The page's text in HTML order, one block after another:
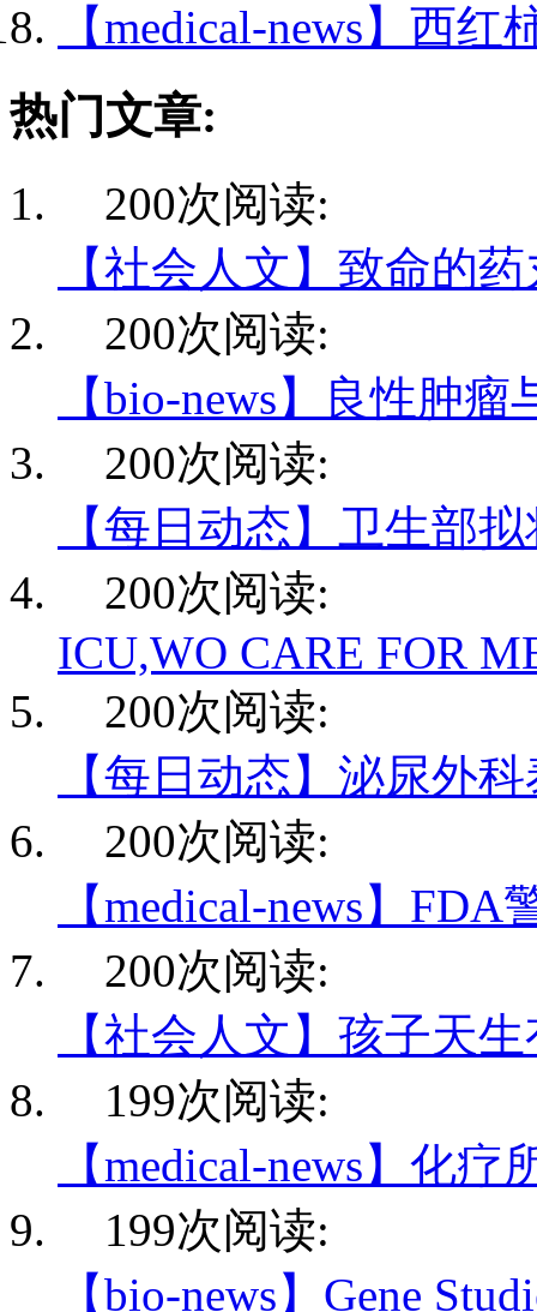
【medical-news】西红
热门文章:
200次阅读:
【社会人文】致命的
200次阅读:
【bio-news】良性肿瘤
200次阅读:
【每日动态】卫生部
200次阅读:
ICU,WO CARE FOR
200次阅读:
【每日动态】泌尿外
200次阅读:
【medical-news】FDA
200次阅读:
【社会人文】孩子天
199次阅读:
【medical-news】化疗
199次阅读:
【bio-news】Gene